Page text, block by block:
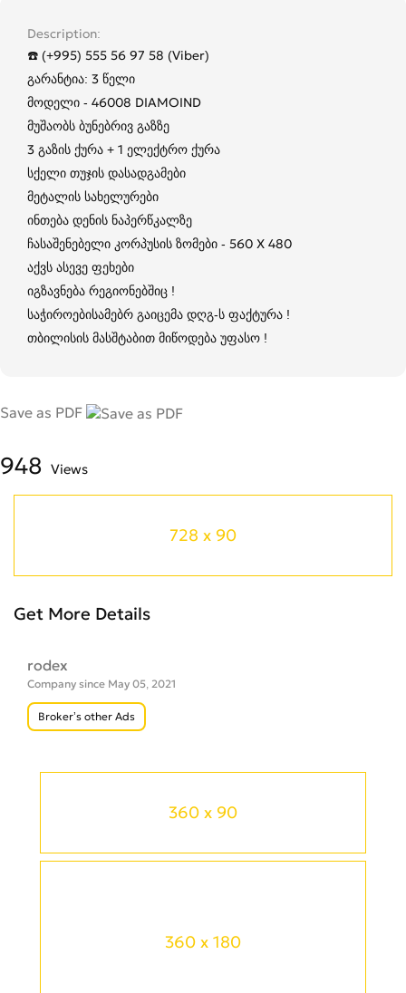
360 x 90
360 x 180
Description
☎️ (+995) 555 56 97 58 (Viber)
გარანტია: 3 წელი
მოდელი - 46008 DIAMOIND
მუშაობს ბუნებრივ გაზზე
3 გაზის ქურა + 1 ელექტრო ქურა
სქელი თუჯის დასადგამები
მეტალის სახელურები
ინთება დენის ნაპერწკალზე
ჩასაშენებელი კორპუსის ზომები - 560 X 480
აქვს ასევე ფეხები
იგზავნება რეგიონებშიც !
საჭიროებისამებრ გაიცემა დღგ-ს ფაქტურა !
თბილისის მასშტაბით მიწოდება უფასო !
Save as PDF
948 Views
728 x 90
Get More Details
rodex
Company since May 05, 2021
Broker’s other Ads